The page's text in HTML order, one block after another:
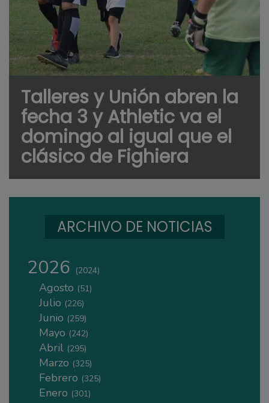
Talleres y Unión abren la
fecha 3 y Athletic va el
domingo al igual que el
clásico de Fighiera
ARCHIVO DE NOTICIAS
2026 (2024)
Agosto (51)
Julio (226)
Junio (259)
Mayo (242)
Abril (295)
Marzo (325)
Febrero (325)
Enero (301)